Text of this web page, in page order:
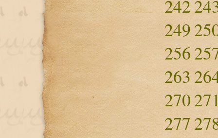
242
249
256
263
270
277